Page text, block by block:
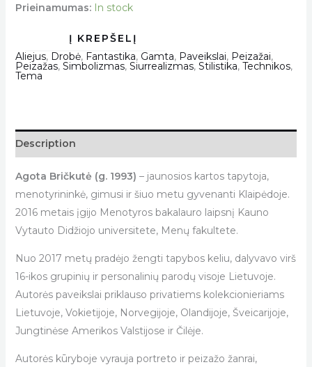
Prieinamumas: In stock
Aliejus, Drobė, Fantastika, Gamta, Paveikslai, Peizažai,
Peizažas, Simbolizmas, Siurrealizmas, Stilistika, Technikos,
Tema
Description
Agota Bričkutė (g. 1993) – jaunosios kartos tapytoja,
menotyrininkė, gimusi ir šiuo metu gyvenanti Klaipėdoje.
2016 metais įgijo Menotyros bakalauro laipsnį Kauno
Vytauto Didžiojo universitete, Menų fakultete.
Nuo 2017 metų pradėjo žengti tapybos keliu, dalyvavo virš
16-ikos grupinių ir personalinių parodų visoje Lietuvoje.
Autorės paveikslai priklauso privatiems kolekcionieriams
Lietuvoje, Vokietijoje, Norvegijoje, Olandijoje, Šveicarijoje,
Jungtinėse Amerikos Valstijose ir Čilėje.
Autorės kūryboje vyrauja portreto ir peizažo žanrai,